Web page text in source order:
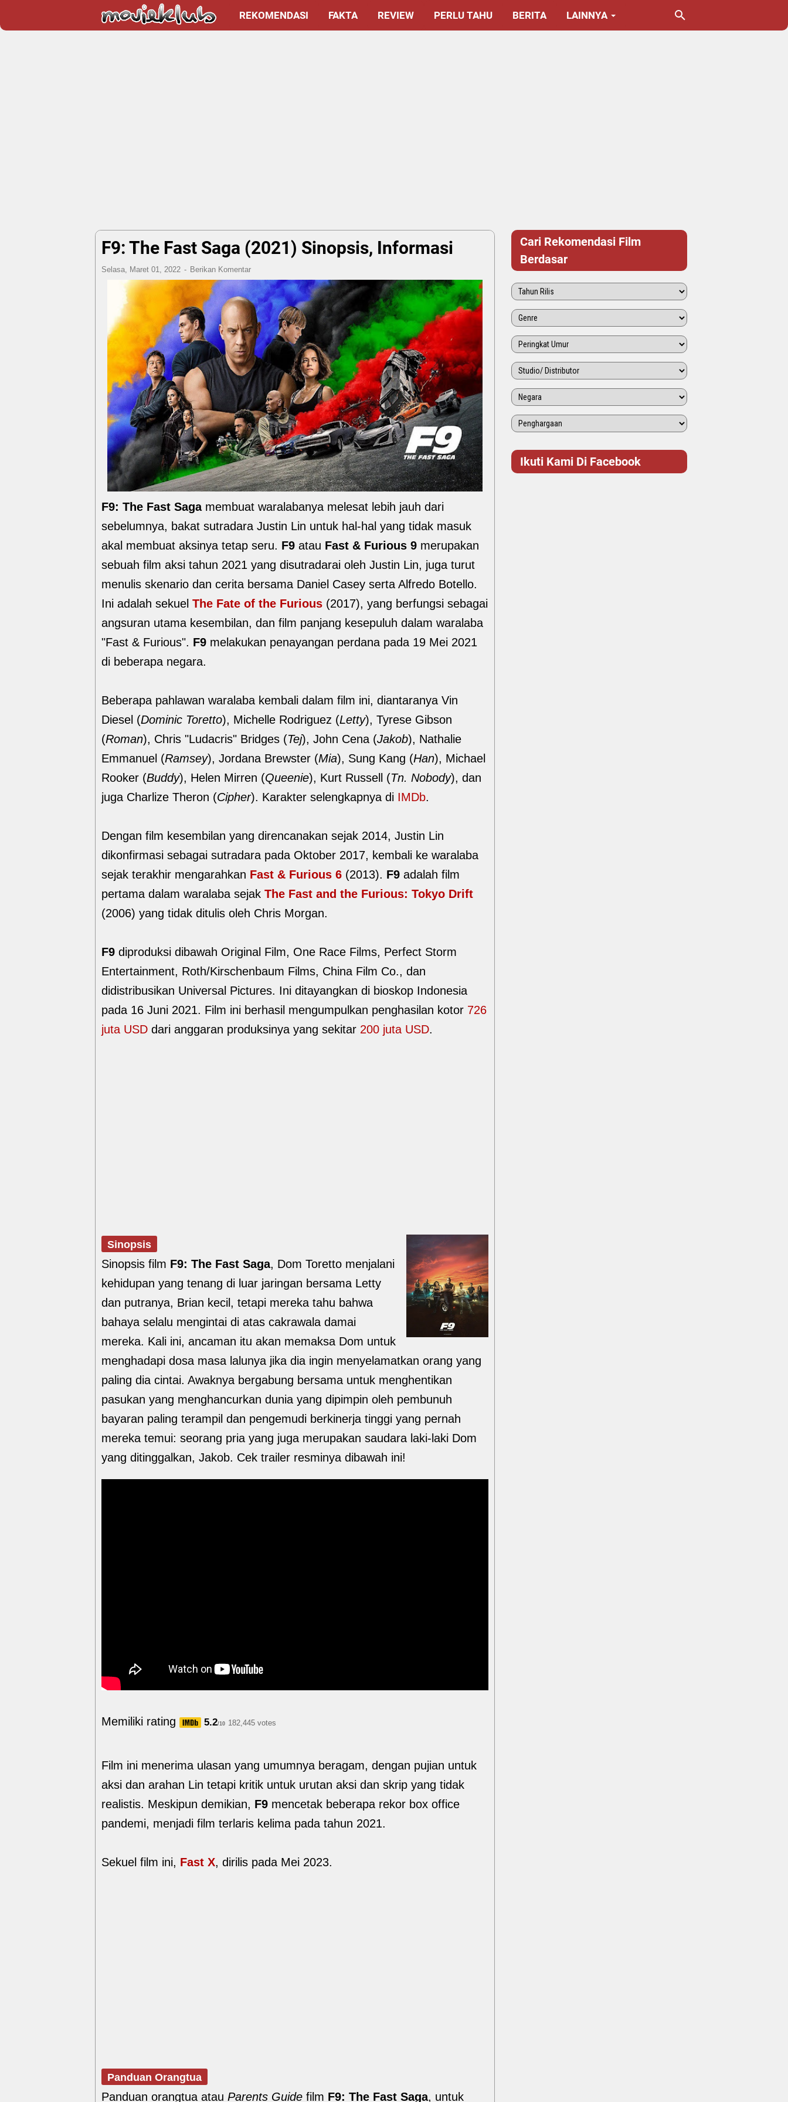
REKOMENDASI FAKTA REVIEW PERLU TAHU BERITA LAINNYA
F9: The Fast Saga (2021) Sinopsis, Informasi
Selasa, Maret 01, 2022 Berikan Komentar
F9: The Fast Sagamembuat waralabanya melesat lebih jauh dari
sebelumnya, bakat sutradara Justin Lin untuk hal-hal yang tidak masuk
akal membuat aksinya tetap seru. F9 atau Fast & Furious 9 merupakan
sebuah film aksi tahun 2021 yang disutradarai oleh Justin Lin, juga turut
menulis skenario dan cerita bersama Daniel Casey serta Alfredo Botello.
Ini adalah sekuel The Fate of the Furious (2017), yang berfungsi sebagai
angsuran utama kesembilan, dan film panjang kesepuluh dalam waralaba
"Fast & Furious". F9 melakukan penayangan perdana pada 19 Mei 2021
di beberapa negara.
Beberapa pahlawan waralaba kembali dalam film ini, diantaranya Vin
Diesel (Dominic Toretto), Michelle Rodriguez (Letty), Tyrese Gibson
(Roman), Chris "Ludacris" Bridges (Tej), John Cena (Jakob), Nathalie
Emmanuel (Ramsey), Jordana Brewster (Mia), Sung Kang (Han), Michael
Rooker (Buddy), Helen Mirren (Queenie), Kurt Russell (Tn. Nobody), dan
juga Charlize Theron (Cipher). Karakter selengkapnya di IMDb.
Dengan film kesembilan yang direncanakan sejak 2014, Justin Lin
dikonfirmasi sebagai sutradara pada Oktober 2017, kembali ke waralaba
sejak terakhir mengarahkan Fast & Furious 6 (2013). F9 adalah film
pertama dalam waralaba sejak The Fast and the Furious: Tokyo Drift
(2006) yang tidak ditulis oleh Chris Morgan.
F9 diproduksi dibawah Original Film, One Race Films, Perfect Storm
Entertainment, Roth/Kirschenbaum Films, China Film Co., dan
didistribusikan Universal Pictures. Ini ditayangkan di bioskop Indonesia
pada 16 Juni 2021. Film ini berhasil mengumpulkan penghasilan kotor 726
juta USD dari anggaran produksinya yang sekitar 200 juta USD.
Sinopsis
Sinopsis film F9: The Fast Saga, Dom Toretto menjalani
kehidupan yang tenang di luar jaringan bersama Letty
dan putranya, Brian kecil, tetapi mereka tahu bahwa
bahaya selalu mengintai di atas cakrawala damai
mereka. Kali ini, ancaman itu akan memaksa Dom untuk
menghadapi dosa masa lalunya jika dia ingin menyelamatkan orang yang
paling dia cintai. Awaknya bergabung bersama untuk menghentikan
pasukan yang menghancurkan dunia yang dipimpin oleh pembunuh
bayaran paling terampil dan pengemudi berkinerja tinggi yang pernah
mereka temui: seorang pria yang juga merupakan saudara laki-laki Dom
yang ditinggalkan, Jakob. Cek trailer resminya dibawah ini!
Memiliki rating 5.2/10 182,445 votes
Film ini menerima ulasan yang umumnya beragam, dengan pujian untuk
aksi dan arahan Lin tetapi kritik untuk urutan aksi dan skrip yang tidak
realistis. Meskipun demikian, F9 mencetak beberapa rekor box office
pandemi, menjadi film terlaris kelima pada tahun 2021.
Sekuel film ini, Fast X, dirilis pada Mei 2023.
Panduan Orangtua
Panduan orangtua atau Parents Guide film F9: The Fast Saga, untuk
Cari Rekomendasi Film
Berdasar
Ikuti Kami Di Facebook